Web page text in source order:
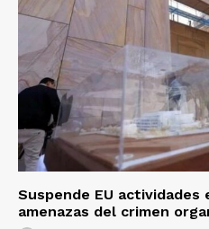
Suspende EU actividades
amenazas del crimen